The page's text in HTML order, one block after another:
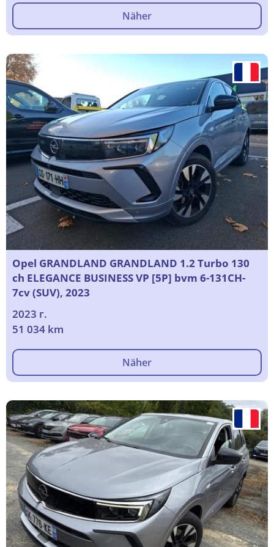
Näher
Opel GRANDLAND GRANDLAND 1.2 Turbo 130
ch ELEGANCE BUSINESS VP [5P] bvm 6-131CH-
7cv (SUV), 2023
2023 г.
51 034 km
Näher